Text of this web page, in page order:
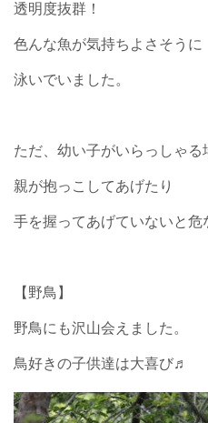
透明度抜群！
色んな魚が気持ちよさそうに
泳いでいました。
ただ、幼い子がいらっしゃる
親が抱っこしてあげたり
手を握ってあげていないと危
【野鳥】
野鳥にも沢山会えました。
鳥好きの子供達は大喜び♬